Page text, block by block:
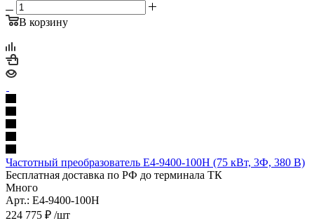
В корзину
Частотный преобразователь E4-9400-100H (75 кВт, 3Ф, 380 В)
Бесплатная доставка по РФ до терминала ТК
Много
Арт.: E4-9400-100H
224 775 ₽ /шт